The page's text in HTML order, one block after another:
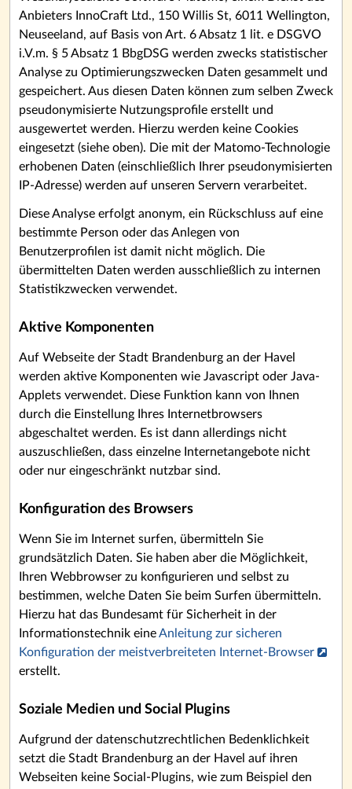
Anbieters InnoCraft Ltd., 150 Willis St, 6011 Wellington,
Neuseeland, auf Basis von Art. 6 Absatz 1 lit. e DSGVO
i.V.m. § 5 Absatz 1 BbgDSG werden zwecks statistischer
Analyse zu Optimierungszwecken Daten gesammelt und
gespeichert. Aus diesen Daten können zum selben Zweck
pseudonymisierte Nutzungsprofile erstellt und
ausgewertet werden. Hierzu werden keine Cookies
eingesetzt (siehe oben). Die mit der Matomo-Technologie
erhobenen Daten (einschließlich Ihrer pseudonymisierten
IP-Adresse) werden auf unseren Servern verarbeitet.
Diese Analyse erfolgt anonym, ein Rückschluss auf eine
bestimmte Person oder das Anlegen von
Benutzerprofilen ist damit nicht möglich. Die
übermittelten Daten werden ausschließlich zu internen
Statistikzwecken verwendet.
Aktive Komponenten
Auf Webseite der Stadt Brandenburg an der Havel
werden aktive Komponenten wie Javascript oder Java-
Applets verwendet. Diese Funktion kann von Ihnen
durch die Einstellung Ihres Internetbrowsers
abgeschaltet werden. Es ist dann allerdings nicht
auszuschließen, dass einzelne Internetangebote nicht
oder nur eingeschränkt nutzbar sind.
Konfiguration des Browsers
Wenn Sie im Internet surfen, übermitteln Sie
grundsätzlich Daten. Sie haben aber die Möglichkeit,
Ihren Webbrowser zu konfigurieren und selbst zu
bestimmen, welche Daten Sie beim Surfen übermitteln.
Hierzu hat das Bundesamt für Sicherheit in der
Informationstechnik eineAnleitung zur sicheren
Konfiguration der meistverbreiteten Internet-Browser
erstellt.
Soziale Medien und Social Plugins
Aufgrund der datenschutzrechtlichen Bedenklichkeit
setzt die Stadt Brandenburg an der Havel auf ihren
Webseiten keine Social-Plugins, wie zum Beispiel den